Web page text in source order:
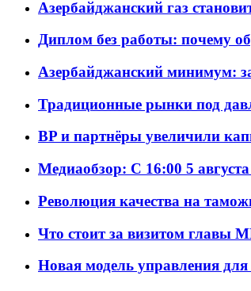
Азербайджанский газ
Диплом без работы: почему
Азербайджанский минимум:
Традиционные рынки под
BP и партнёры увеличили
Медиаобзор: С 16:00 5
Революция качества на
Что стоит за визитом главы
Новая модель управления